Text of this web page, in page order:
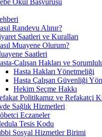
Randevu Alınır?
Saatleri ve Kuralları
Muayene Olurum?
Saatleri
Çalışan Hakları ve
Hasta Hakları Yönetmeliği
Hasta Çalışan Güvenliği
Hekim Seçme Hakkı
Politikamız ve Refakatçi
Sağlık Hizmetleri
Eczaneler
Tesis Kodu
Sosyal Hizmetler Birimi